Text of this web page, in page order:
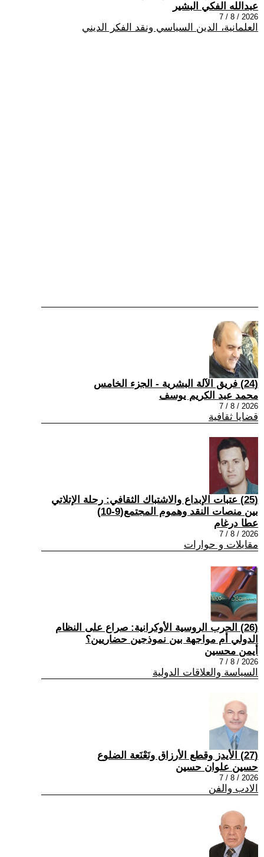
عبدالله الفكي البشير
2026 / 8 / 7
العلمانية، الدين السياسي ونقد الفكر الديني
(24) فريق الآلة البشرية - الجزء الخامس
محمد عبد الكريم يوسف
2026 / 8 / 7
قضايا ثقافية
(25) عتبات الإبداع والاشتباك الثقافي: رحلة الإتلاتي
بين منصات النقد وهموم المجتمع(9-10)
عطا درغام
2026 / 8 / 7
مقابلات و حوارات
(26) الحرب الروسية الأوكرانية: صراع على النظام
الدولي أم مواجهة بين نموذجين حضاريين؟
أيمن محسين
2026 / 8 / 7
السياسة والعلاقات الدولية
(27) الأيدز وقطع الأرزاق ونَعْنَعة الضلوع
حسين علوان حسين
2026 / 8 / 7
الادب والفن